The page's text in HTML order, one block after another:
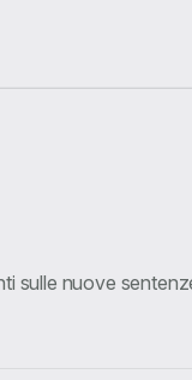
sulle nuove